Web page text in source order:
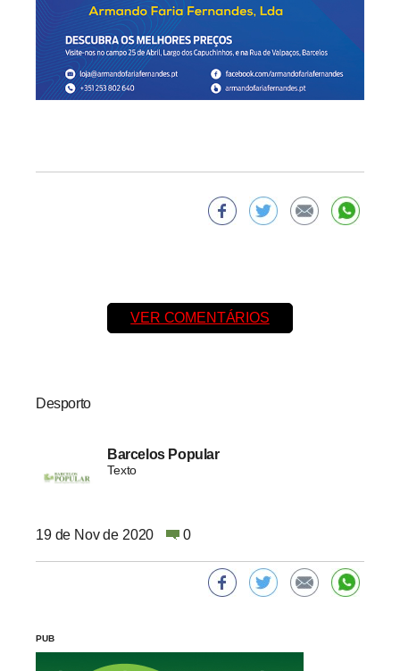
VER COMENTÁRIOS
Desporto
Barcelos Popular
Texto
19 de Nov de 2020 0
PUB